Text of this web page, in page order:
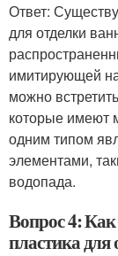
Ответ:
для отделки
имитирующей
можно
которые имеют
одним типом
элементами,
водопада.
Вопрос 4:
пластика